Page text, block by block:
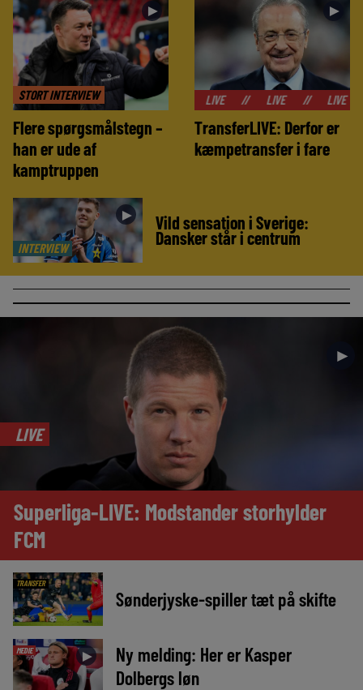
STORT INTERVIEW
►
Flere spørgsmålstegn –
han er ude af
kamptruppen
►
// LIVE LIVE LIVE // LIVE
TransferLIVE: Derfor er
kæmpetransfer i fare
INTERVIEW
► Vild sensation i Sverige:
Dansker står i centrum
►
LIVE
Superliga-LIVE: Modstander storhylder
FCM
TRANSFER
Sønderjyske-spiller tæt på skifte
MEDIE ►
Ny melding: Her er Kasper
Dolbergs løn